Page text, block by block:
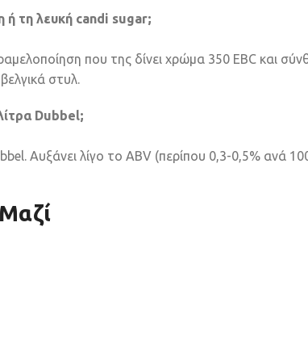
ή τη λευκή candi sugar;
που της δίνει χρώμα 350 EBC και
στυλ.
Dubbel;
Αυξάνει λίγο το ABV (περίπου 0,3-0,5% ανά